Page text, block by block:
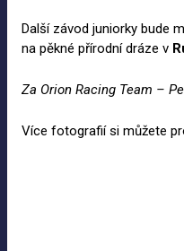
Další závod juniorky bude
na pěkné přírodní dráze v
Za Orion Racing Team –
Více fotografií si můžete